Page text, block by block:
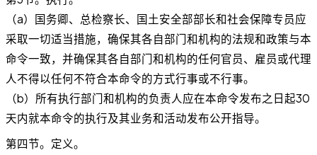
（a）国务卿、总检察长、国土安全部部长和社会保障专员应
采取一切适当措施，确保其各自部门和机构的法规和政策与本
命令一致，并确保其各自部门和机构的任何官员、雇员或代理
人不得以任何不符合本命令的方式行事或不行事。
（b）所有执行部门和机构的负责人应在本命令发布之日起30
天内就本命令的执行及其业务和活动发布公开指导。
第四节。定义。